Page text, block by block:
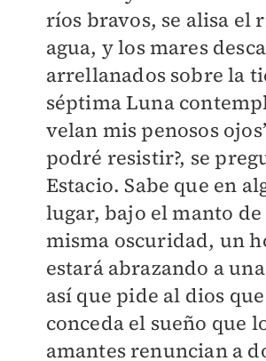
ríos bravos, se alisa el
agua, y los mares
arrellanados sobre la
séptima Luna
velan mis penosos
podré resistir?, se
Estacio. Sabe que en
lugar, bajo el manto de
misma oscuridad, un
estará abrazando a
así que pide al dios
conceda el sueño que
amantes renuncian a